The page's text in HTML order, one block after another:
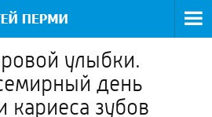
улыбки.
день
кариеса зубов